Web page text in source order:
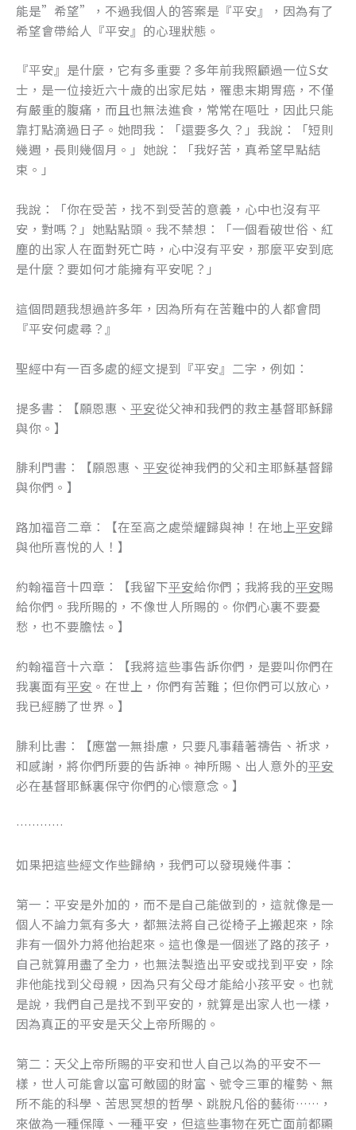
能是”希望”，不過我個人的答案是『平安』，因為有了
希望會帶給人『平安』的心理狀態。
『平安』是什麼，它有多重要？多年前我照顧過一位S女
士，是一位接近六十歲的出家尼姑，罹患末期胃癌，不僅
有嚴重的腹痛，而且也無法進食，常常在嘔吐，因此只能
靠打點滴過日子。她問我：「還要多久？」我說：「短則
幾週，長則幾個月。」她說：「我好苦，真希望早點結
束。」
我說：「你在受苦，找不到受苦的意義，心中也沒有平
安，對嗎？」她點點頭。我不禁想：「一個看破世俗、紅
塵的出家人在面對死亡時，心中沒有平安，那麼平安到底
是什麼？要如何才能擁有平安呢？」
這個問題我想過許多年，因為所有在苦難中的人都會問
『平安何處尋？』
聖經中有一百多處的經文提到『平安』二字，例如：
提多書：【願恩惠、 平安從父神和我們的救主基督耶穌歸
與你。】
腓利門書：【願恩惠、 平安從神我們的父和主耶穌基督歸
與你們。】
路加福音二章：【在至高之處榮耀歸與神！在地上平安歸
與他所喜悅的人！】
約翰福音十四章：【我留下平安給你們；我將我的平安賜
給你們。我所賜的，不像世人所賜的。你們心裏不要憂
愁，也不要膽怯。】
約翰福音十六章：【我將這些事告訴你們，是要叫你們在
我裏面有平安 。在世上，你們有苦難；但你們可以放心，
我已經勝了世界。】
腓利比書：【應當一無掛慮，只要凡事藉著禱告、祈求，
和感謝，將你們所要的告訴神。神所賜、出人意外的平安
必在基督耶穌裏保守你們的心懷意念。】
…………
如果把這些經文作些歸納，我們可以發現幾件事：
第一：平安是外加的，而不是自己能做到的，這就像是一
個人不論力氣有多大，都無法將自己從椅子上搬起來，除
非有一個外力將他抬起來。這也像是一個迷了路的孩子，
自己就算用盡了全力，也無法製造出平安或找到平安，除
非他能找到父母親，因為只有父母才能給小孩平安。也就
是說，我們自己是找不到平安的，就算是出家人也一樣，
因為真正的平安是天父上帝所賜的。
第二：天父上帝所賜的平安和世人自己以為的平安不一
樣，世人可能會以富可敵國的財富、號令三軍的權勢、無
所不能的科學、苦思冥想的哲學、跳脫凡俗的藝術……，
來做為一種保障、一種平安，但這些事物在死亡面前都顯